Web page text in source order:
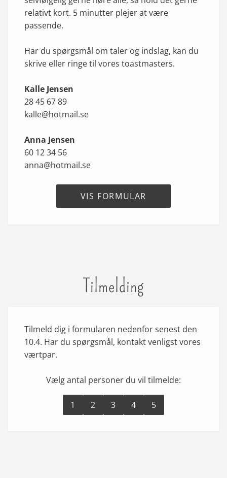
relativt kort. 5 minutter plejer at være
passende.
Har du spørgsmål om taler og indslag, kan du
skrive eller ringe til vores toastmasters.
Kalle Jensen
28 45 67 89
kalle@hotmail.se
Anna Jensen
60 12 34 56
anna@hotmail.se
VIS FORMULAR
Tilmelding
Tilmeld dig i formularen nedenfor senest den
10.4. Har du spørgsmål, kontakt venligst vores
værtpar.
Vælg antal personer du vil tilmelde:
1 2 3 4 5